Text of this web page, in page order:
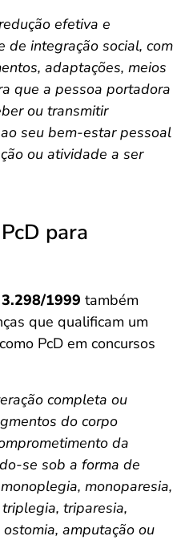
efetiva e
de integração social, com
adaptações, meios
que a pessoa portadora
ou transmitir
seu bem-estar pessoal
ou atividade a ser
para
1999 também
que qualificam um
PcD em concursos
completa ou
do corpo
da
se sob a forma de
monoparesia,
triparesia,
amputação ou